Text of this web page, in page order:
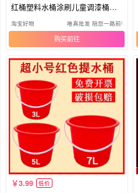
红桶塑料水桶涂刷儿童调漆桶工
业桶
淘宝好物 唯真批发 陪您一路前行
购买
3.99 低价